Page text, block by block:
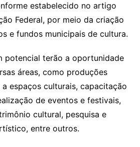
estabelecido no artigo
Federal, por meio da criação
e fundos municipais de cultura.
potencial terão a oportunidade
áreas, como produções
espaços culturais, capacitação
de eventos e festivais,
cultural, pesquisa e
entre outros.